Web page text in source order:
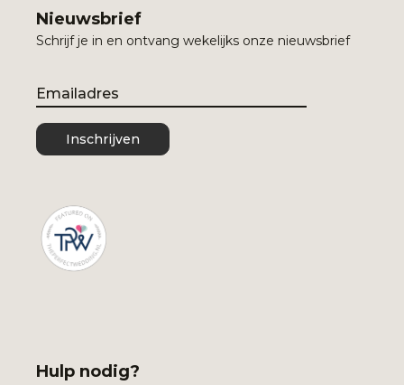
Nieuwsbrief
Schrijf je in en ontvang wekelijks onze nieuwsbrief
Email
Inschrijven
Hulp nodig?